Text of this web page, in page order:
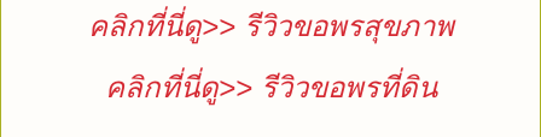
คลิกที่นี่ดู>> รีวิวขอพรสุขภาพ
คลิกที่นี่ดู>> รีวิวขอพรที่ดิน